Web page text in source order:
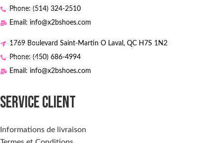
Phone: (514) 324-2510
Email: info@x2bshoes.com
1769 Boulevard Saint-Martin O Laval, QC H7S 1N2
Phone: (450) 686-4994
Email: info@x2bshoes.com
SERVICE CLIENT
Informations de livraison